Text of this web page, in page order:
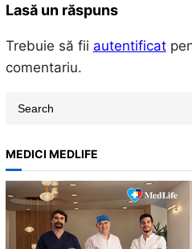
Lasă un răspuns
Trebuie să fii autentificat
comentariu.
r
c
h
MEDICI MEDLIFE